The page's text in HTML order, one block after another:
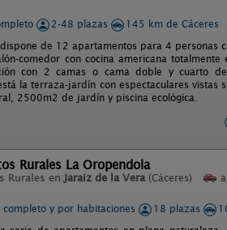
2-48 plazas
145 km de Cáceres
de 12 apartamentos para 4 personas
comedor con cocina americana
con 2 camas o cama doble y cuarto
la terraza-jardín con espectaculares
2500m2 de jardín y piscina ecológica.
Rurales La Oropendola
Rurales enJaraiz de la Vera (Cáceres) a
completo y por habitaciones 18 plazas